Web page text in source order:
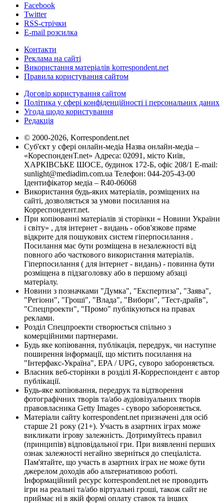
Facebook
Twitter
RSS-стрічки
E-mail розсилка
Контакти
Реклама на сайті
Використання матеріалів korrespondent.net
Правила користування сайтом
Договір користування сайтом
Політика у сфері конфіденційності і персональних даних
Угода щодо користування
Редакція
© 2000-2026, Korrespondent.net
Суб'єкт у сфері онлайн-медіа Назва онлайн-медіа –
«КореспонденТ.net» Адреса: 02091, місто Київ,
ХАРКІВСЬКЕ ШОСЕ, будинок 172-Б, офіс 208/1 E-mail:
sunlight@mediadim.com.ua Телефон: 044-205-43-00
Ідентифікатор медіа – R40-06068
Використання будь-яких матеріалів, розміщених на
сайті, дозволяється за умови посилання на
Корреспондент.net.
При копіюванні матеріалів зі сторінки « Новини України
і світу» , для інтернет - видань - обов'язкове пряме
відкрите для пошукових систем гіперпосилання .
Посилання має бути розміщена в незалежності від
повного або часткового використання матеріалів.
Гіперпосилання ( для інтернет - видань) - повинна бути
розміщена в підзаголовку або в першому абзаці
матеріалу.
Новини з позначками "Думка", "Експертиза", "Заява",
"Регіони", "Гроші", "Влада", "Вибори", "Тест-драйв",
"Спецпроекти", "Промо" публікуються на правах
реклами.
Розділ Спецпроекти створюється спільно з
комерційними партнерами.
Будь яке копіювання, публікація, передрук, чи наступне
поширення інформації, що містить посилання на
"Інтерфакс-Україна", EPA / UPG, суворо забороняється.
Власник веб-сторінки в розділі Я-Корреспондент є автор
публікації.
Будь-яке копіювання, передрук та відтворення
фотографічних творів та/або аудіовізуальних творів
правовласника Getty Images - суворо забороняється.
Матеріали сайту korrespondent.net призначені для осіб
старше 21 року (21+). Участь в азартних іграх може
викликати ігрову залежність. Дотримуйтесь правил
(принципів) відповідальної гри. При виявленні перших
ознак залежності негайно зверніться до спеціаліста.
Пам'ятайте, що участь в азартних іграх не може бути
джерелом доходів або альтернативою роботі.
Інформаційний ресурс korrespondent.net не проводить
ігри на реальні та/або віртуальні гроші, також сайт не
приймає ні в якій формі оплату ставок та інших